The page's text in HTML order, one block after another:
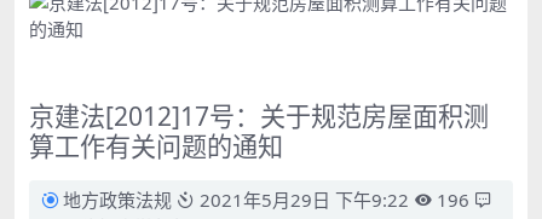
京建法[2012]17号：关于规范房屋面积测
算工作有关问题的通知
地方政策法规 2021年5月29日 下午9:22
196